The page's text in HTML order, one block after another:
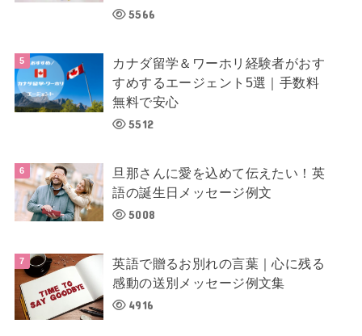
5566
カナダ留学＆ワーホリ経験者がおす
すめするエージェント5選｜手数料
無料で安心
5512
旦那さんに愛を込めて伝えたい！英
語の誕生日メッセージ例文
5008
英語で贈るお別れの言葉｜心に残る
感動の送別メッセージ例文集
4916